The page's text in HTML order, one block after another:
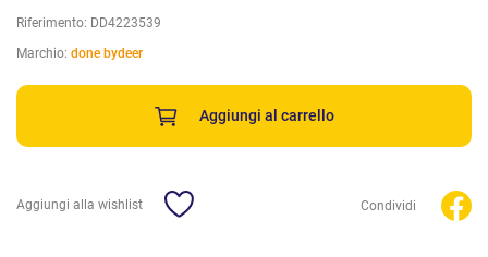
Riferimento: DD4223539
Marchio: done bydeer
Aggiungi al carrello
Aggiungi alla wishlist Condividi